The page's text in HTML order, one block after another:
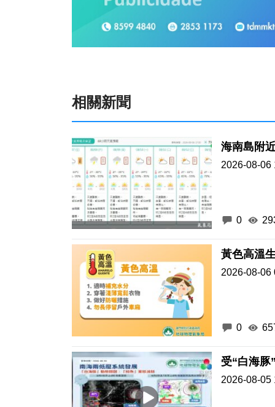
相關新聞
海南島附
2026-08-06
0
黃色高溫
2026-08-06
0
受“白海豚
2026-08-05